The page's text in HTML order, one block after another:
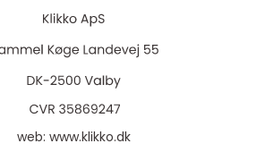
web: www.klikko.dk